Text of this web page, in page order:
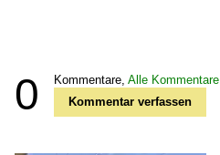
0 Kommentare, Alle Kommentare
Kommentar verfassen